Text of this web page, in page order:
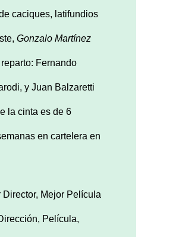
caciques, latifundios
Gonzalo Martínez
Fernando
y Juan Balzaretti
la cinta es de 6
en cartelera en
Mejor Película
Película,